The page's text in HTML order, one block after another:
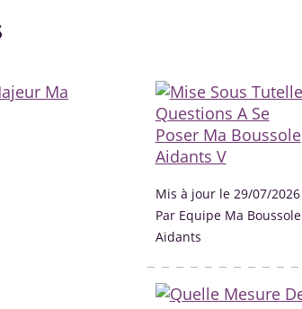
Mis à jour le 29/07/2026
Par Equipe Ma Boussole
Aidants